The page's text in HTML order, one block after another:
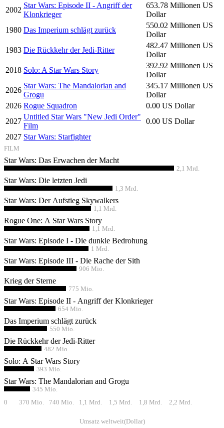
2002
Star Wars: Episode II - Angriff der
Klonkrieger
653.78 Millionen US
Dollar
1980 Das Imperium schlägt zurück
550.02 Millionen US
Dollar
1983 Die Rückkehr der Jedi-Ritter
482.47 Millionen US
Dollar
2018 Solo: A Star Wars Story
392.92 Millionen US
Dollar
2026
Star Wars: The Mandalorian and
Grogu
345.17 Millionen US
Dollar
2026 Rogue Squadron
0.00 US Dollar
2027
Untitled Star Wars "New Jedi Order"
Film
0.00 US Dollar
2027 Star Wars: Starfighter
FILM
Umsatz weltweit(Dollar)
0 370 Mio. 740 Mio. 1,1 Mrd. 1,5 Mrd. 1,8 Mrd. 2,2 Mrd.
2,1 Mrd.
1,3 Mrd.
1,1 Mrd.
1,1 Mrd.
1 Mrd.
906 Mio.
775 Mio.
654 Mio.
550 Mio.
482 Mio.
393 Mio.
345 Mio.
Star Wars: Das Erwachen der Macht
Star Wars: Die letzten Jedi
Star Wars: Der Aufstieg Skywalkers
Rogue One: A Star Wars Story
Star Wars: Episode I - Die dunkle Bedrohung
Star Wars: Episode III - Die Rache der Sith
Krieg der Sterne
Star Wars: Episode II - Angriff der Klonkrieger
Das Imperium schlägt zurück
Die Rückkehr der Jedi-Ritter
Solo: A Star Wars Story
Star Wars: The Mandalorian and Grogu